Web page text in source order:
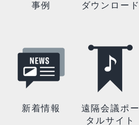
事例 ダウンロード
新着情報
遠隔会議ポー
タルサイト